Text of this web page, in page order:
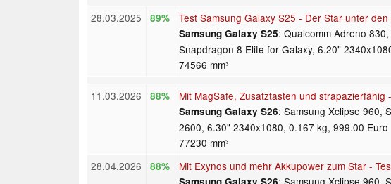
28.03.2025 89%
Test Samsung Galaxy S25 - Der Star unter
Samsung Galaxy S25: Qualcomm Adreno
Snapdragon 8 Elite for Galaxy, 6.20"
74566 mm³
11.03.2026 88%
Mit MagSafe, Zusatztasten und strapazierfähig
Samsung Galaxy S26: Samsung Xclipse 960,
2600, 6.30" 2340x1080, 0.167 kg, 999.00 Euro
77230 mm³
28.04.2026
88%
Mit Exynos und mehr Akkupower zum Star -
: Samsung Xclipse 960,